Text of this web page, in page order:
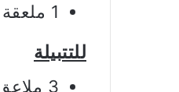
1 ملعقة كبيرة بقدونس أو نعناع مفروم
للتتبيلة
3 ملاعق كبيرة زيت زيتون